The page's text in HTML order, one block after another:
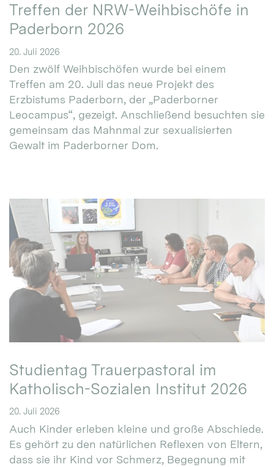
Treffen der NRW-Weihbischöfe in
Paderborn 2026
20. Juli 2026
Den zwölf Weihbischöfen wurde bei einem
Treffen am 20. Juli das neue Projekt des
Erzbistums Paderborn, der „Paderborner
Leocampus“, gezeigt. Anschließend besuchten sie
gemeinsam das Mahnmal zur sexualisierten
Gewalt im Paderborner Dom.
Studientag Trauerpastoral im
Katholisch-Sozialen Institut 2026
20. Juli 2026
Auch Kinder erleben kleine und große Abschiede.
Es gehört zu den natürlichen Reflexen von Eltern,
dass sie ihr Kind vor Schmerz, Begegnung mit